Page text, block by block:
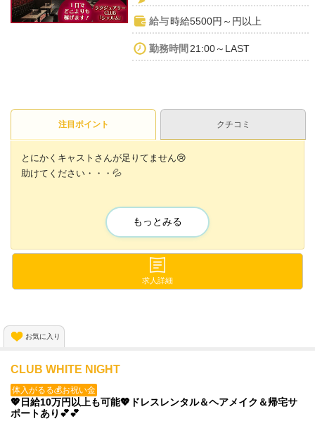
給与時給5500円～円以上
勤務時間 21:00～LAST
注目ポイント クチコミ
とにかくキャストさんが足りてません😢
助けてください・・・💦
💕入店お祝い金！最大『10万円』💕
今だけ✨未経験の方でも
入店後1ヶ月の限定特典もご用意✨
💕ホワイトニング1回無料！
もっとみる
求人詳細
お気に入り
CLUB WHITE NIGHT
体入がるる💰お祝い金
💖日給10万円以上も可能💖ドレスレンタル＆ヘアメイク＆帰宅サ
ポートあり💕💕